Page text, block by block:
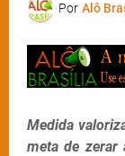
Por Alô
Medida
meta de zerar